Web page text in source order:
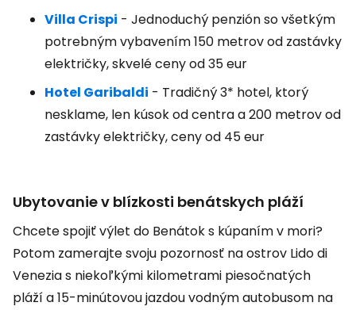
Villa Crispi - Jednoduchý penzión so všetkým
potrebným vybavením 150 metrov od zastávky
električky, skvelé ceny od 35 eur
Hotel Garibaldi - Tradičný 3* hotel, ktorý
nesklame, len kúsok od centra a 200 metrov od
zastávky električky, ceny od 45 eur
Ubytovanie v blízkosti benátskych pláží
Chcete spojiť výlet do Benátok s kúpaním v mori?
Potom zamerajte svoju pozornosť na ostrov Lido di
Venezia s niekoľkými kilometrami piesočnatých
pláží a 15-minútovou jazdou vodným autobusom na